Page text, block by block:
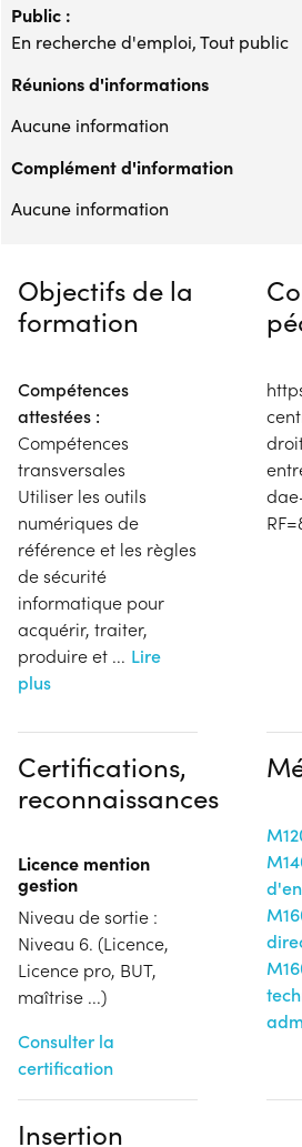
Public :
En recherche d'emploi, Tout public
Réunions d'informations
Aucune information
Complément d'information
Aucune information
Objectifs de la
formation
Compétences
attestées :
Compétences
transversales
Utiliser les outils
numériques de
référence et les règles
de sécurité
informatique pour
acquérir, traiter,
produire et ... Lire
plus
Certifications,
reconnaissances
Licence mention
gestion
Niveau de sortie :
Niveau 6. (Licence,
Licence pro, BUT,
maîtrise ...)
Consulter la
certification
Insertion